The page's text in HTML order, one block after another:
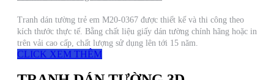
Tranh dán tường trẻ em M20-0367 được thiết kế và thi công theo
kích thước thực tế. Bằng chất liệu giấy dán tường chính hãng hoặc in
trên vải cao cấp, chất lượng sử dụng lên tới 15 năm.
CLICK XEM THÊM